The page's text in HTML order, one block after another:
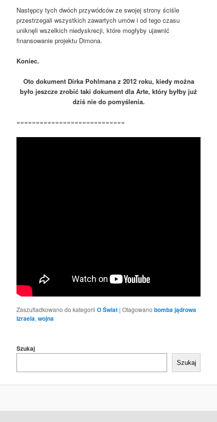
Następcy tych dwóch przywódców ze swojej strony ściśle
przestrzegali wszystkich zawartych umów i od tego czasu
uniknęli wszelkich niedyskrecji, które mogłyby ujawnić
finansowanie projektu Dimona.
Koniec.
Oto dokument Dirka Pohlmana z 2012 roku, kiedy można
było jeszcze zrobić taki dokument dla Arte, który byłby już
dziś nie do pomyślenia.
============================
Zaszufladkowano do kategorii O Świat |Otagowano bomba jądrowa
Izraela,wojna
Szukaj
Szukaj